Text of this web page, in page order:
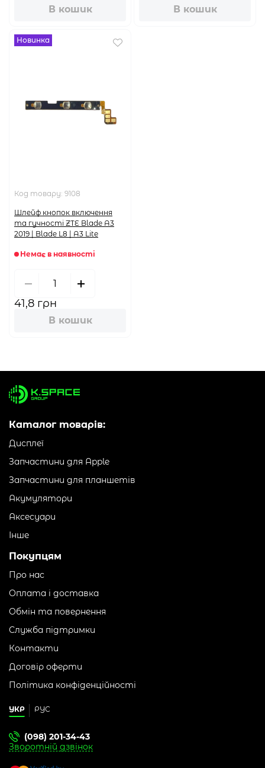
В кошик В кошик
Код товару: 9108
Шлейф кнопок включення
та гучності ZTE Blade A3
2019 | Blade L8 | A3 Lite
Немає в наявності
41,8 грн
В кошик
Новинка
Каталог товарів:
Дисплеї
Запчастини для Apple
Запчастини для планшетів
Акумулятори
Аксесуари
Інше
Покупцям
Про нас
Оплата і доставка
Обмін та повернення
Служба підтримки
Контакти
Договір оферти
Політика конфіденційності
УКР РУС
(098) 201-34-43
Зворотній дзвінок